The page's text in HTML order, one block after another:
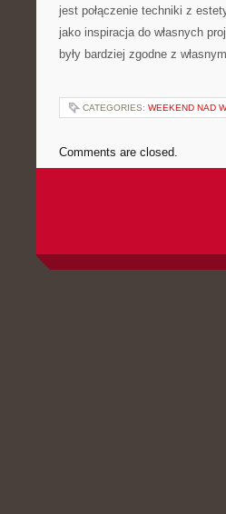
jest połączenie techniki z
jako inspiracja do własnych
były bardziej zgodne z
CATEGORIES: WEEKEND NAD
Comments are closed.